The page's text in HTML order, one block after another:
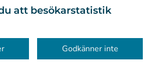
att besökarstatistik
Godkänner inte